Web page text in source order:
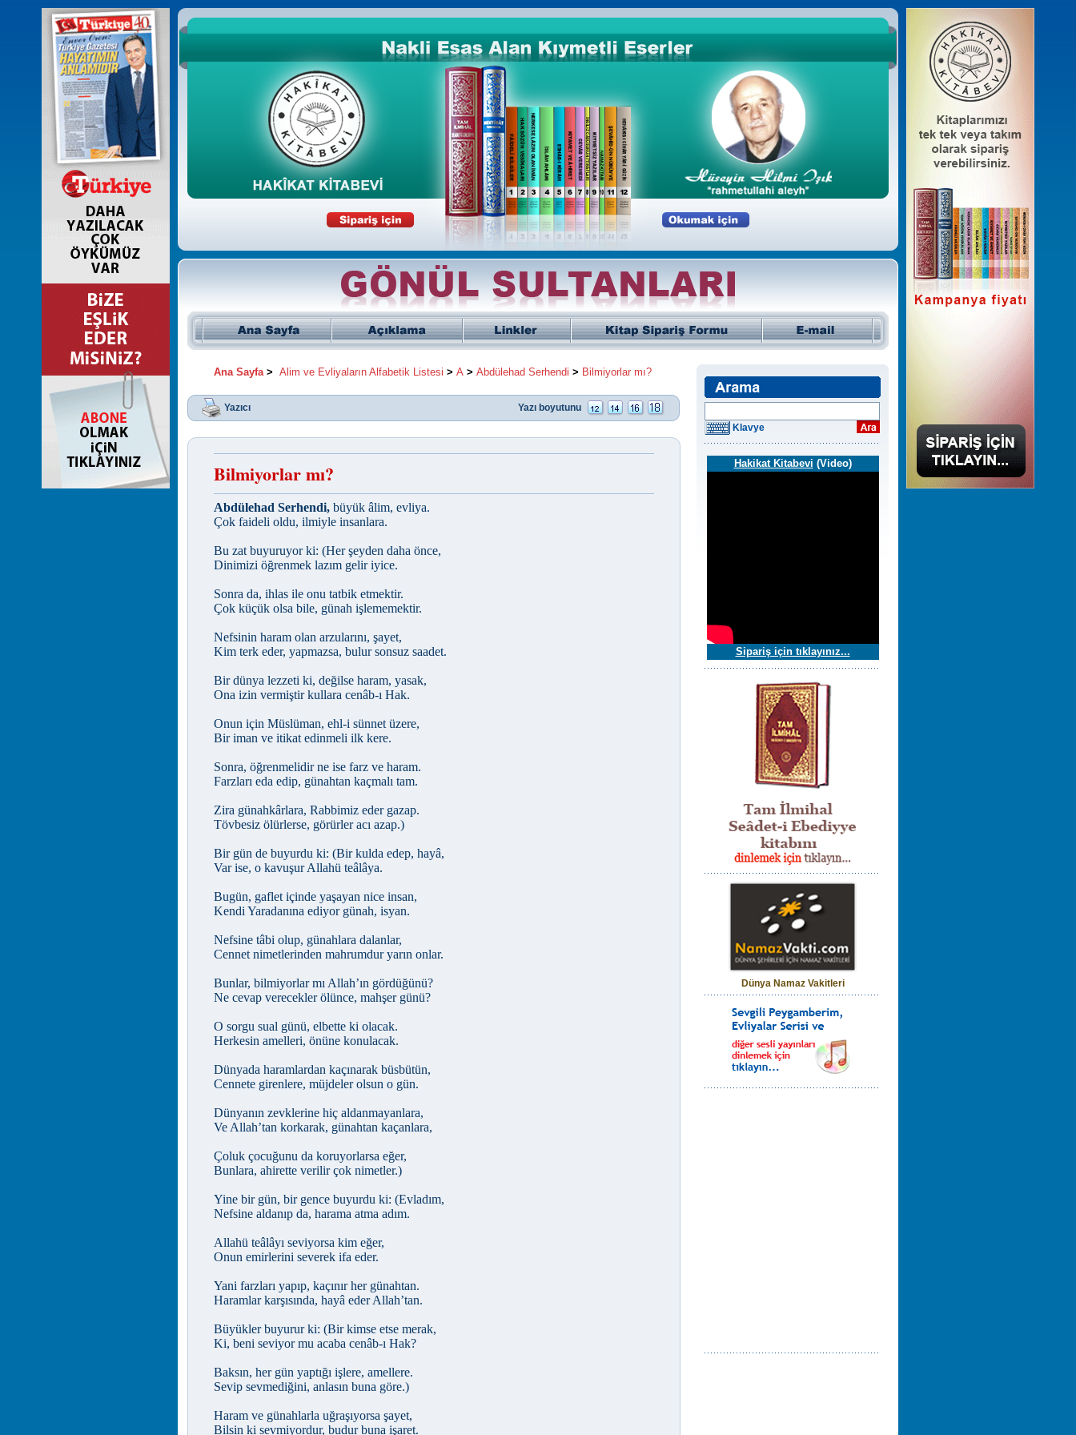
Ana Sayfa> Alim ve Evliyaların Alfabetik Listesi > A > Abdülehad Serhendi > Bilmiyorlar mı?
Yazıcı Yazı boyutunu
Bilmiyorlar mı?
Abdülehad Serhendi, büyük âlim, evliya.
Çok faideli oldu, ilmiyle insanlara.
Bu zat buyuruyor ki: (Her şeyden daha önce,
Dinimizi öğrenmek lazım gelir iyice.
Sonra da, ihlas ile onu tatbik etmektir.
Çok küçük olsa bile, günah işlememektir.
Nefsinin haram olan arzularını, şayet,
Kim terk eder, yapmazsa, bulur sonsuz saadet.
Bir dünya lezzeti ki, değilse haram, yasak,
Ona izin vermiştir kullara cenâb-ı Hak.
Onun için Müslüman, ehl-i sünnet üzere,
Bir iman ve itikat edinmeli ilk kere.
Sonra, öğrenmelidir ne ise farz ve haram.
Farzları eda edip, günahtan kaçmalı tam.
Zira günahkârlara, Rabbimiz eder gazap.
Tövbesiz ölürlerse, görürler acı azap.)
Bir gün de buyurdu ki: (Bir kulda edep, hayâ,
Var ise, o kavuşur Allahü teâlâya.
Bugün, gaflet içinde yaşayan nice insan,
Kendi Yaradanına ediyor günah, isyan.
Nefsine tâbi olup, günahlara dalanlar,
Cennet nimetlerinden mahrumdur yarın onlar.
Bunlar, bilmiyorlar mı Allah’ın gördüğünü?
Ne cevap verecekler ölünce, mahşer günü?
O sorgu sual günü, elbette ki olacak.
Herkesin amelleri, önüne konulacak.
Dünyada haramlardan kaçınarak büsbütün,
Cennete girenlere, müjdeler olsun o gün.
Dünyanın zevklerine hiç aldanmayanlara,
Ve Allah’tan korkarak, günahtan kaçanlara,
Çoluk çocuğunu da koruyorlarsa eğer,
Bunlara, ahirette verilir çok nimetler.)
Yine bir gün, bir gence buyurdu ki: (Evladım,
Nefsine aldanıp da, harama atma adım.
Allahü teâlâyı seviyorsa kim eğer,
Onun emirlerini severek ifa eder.
Yani farzları yapıp, kaçınır her günahtan.
Haramlar karşısında, hayâ eder Allah’tan.
Büyükler buyurur ki: (Bir kimse etse merak,
Ki, beni seviyor mu acaba cenâb-ı Hak?
Baksın, her gün yaptığı işlere, amellere.
Sevip sevmediğini, anlasın buna göre.)
Haram ve günahlarla uğraşıyorsa şayet,
Bilsin ki sevmiyordur, budur buna işaret.
Klavye
Hakikat Kitabevi (Video)
Sipariş için tıklayınız...
Dünya Namaz Vakitleri